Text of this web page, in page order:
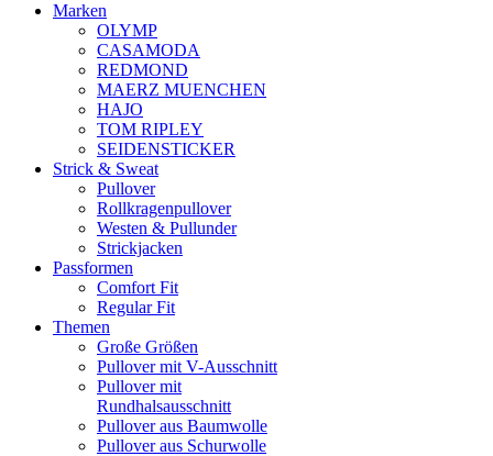
Marken
OLYMP
CASAMODA
REDMOND
MAERZ MUENCHEN
HAJO
TOM RIPLEY
SEIDENSTICKER
Strick & Sweat
Pullover
Rollkragenpullover
Westen & Pullunder
Strickjacken
Passformen
Comfort Fit
Regular Fit
Themen
Große Größen
Pullover mit V-Ausschnitt
Pullover mit
Rundhalsausschnitt
Pullover aus Baumwolle
Pullover aus Schurwolle